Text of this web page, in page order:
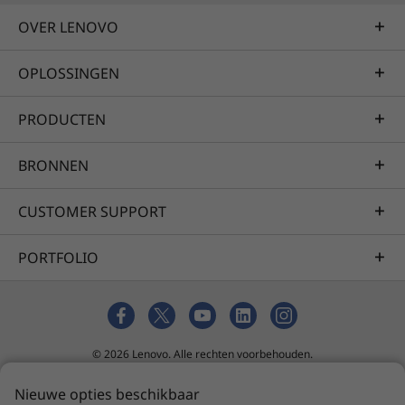
Specificaties kunnen verschillen per regio/model.
OVER LENOVO
OPLOSSINGEN
PRODUCTEN
BRONNEN
CUSTOMER SUPPORT
PORTFOLIO
© 2026 Lenovo. Alle rechten voorbehouden.
Sitemap
Nieuwe opties beschikbaar